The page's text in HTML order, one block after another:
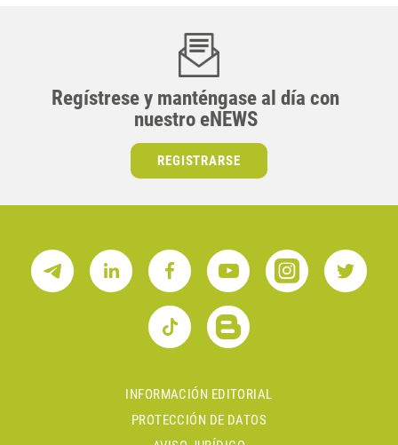
Regístrese y manténgase al día con
nuestro eNEWS
REGISTRARSE
INFORMACIÓN EDITORIAL
PROTECCIÓN DE DATOS